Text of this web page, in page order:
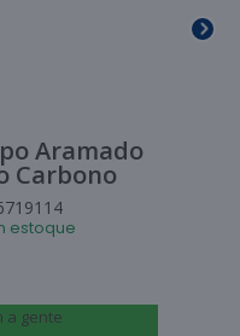
Aramado
Carbono
estoque
a gente